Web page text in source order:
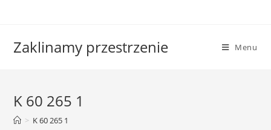
Zaklinamy przestrzenie Menu
K 60 265 1
> K 60 265 1